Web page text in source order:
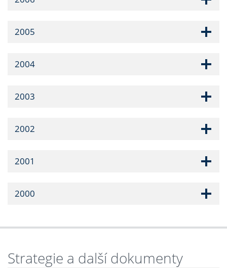
2005
2004
2003
2002
2001
2000
Strategie a další dokumenty